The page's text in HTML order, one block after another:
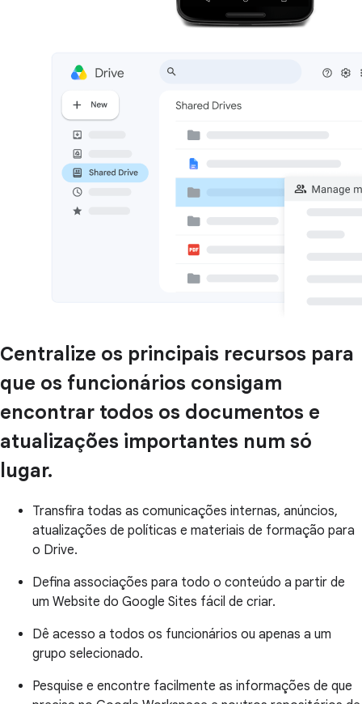
Centralize os principais recursos para
que os funcionários consigam
encontrar todos os documentos e
atualizações importantes num só
lugar.
Transfira todas as comunicações internas, anúncios,
atualizações de políticas e materiais de formação para
o Drive.
Defina associações para todo o conteúdo a partir de
um Website do Google Sites fácil de criar.
Dê acesso a todos os funcionários ou apenas a um
grupo selecionado.
Pesquise e encontre facilmente as informações de que